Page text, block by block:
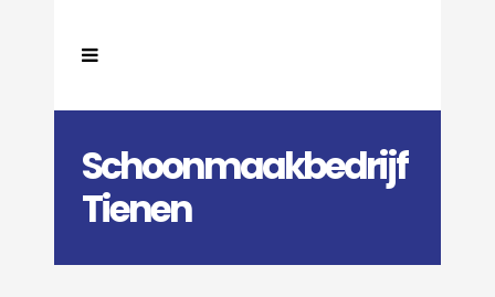
Schoonmaakbedrijf
Tienen